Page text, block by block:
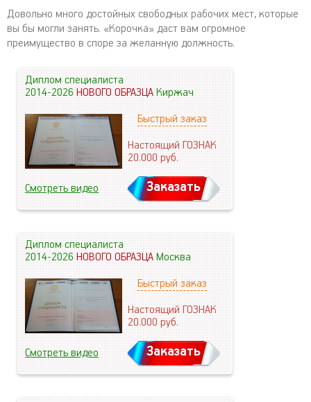
Довольно много достойных свободных рабочих мест, которые
вы бы могли занять. «Корочка» даст вам огромное
преимущество в споре за желанную должность.
Диплом специалиста
2014-2026НОВОГО ОБРАЗЦАКиржач
Быстрый заказ
Настоящий ГОЗНАК
20.000руб.
Смотреть видео Заказать
Диплом специалиста
2014-2026НОВОГО ОБРАЗЦАМосква
Быстрый заказ
Настоящий ГОЗНАК
20.000руб.
Смотреть видео Заказать